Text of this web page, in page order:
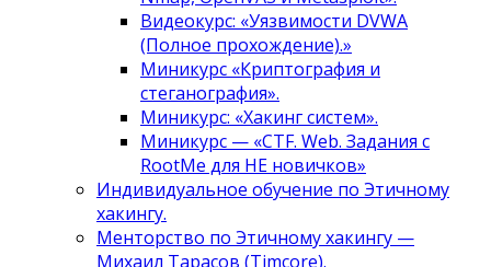
Видеокурс: «Уязвимости DVWA
(Полное прохождение).»
Миникурс «Криптография и
стеганография».
Миникурс: «Хакинг систем».
Миникурс — «CTF. Web. Задания с
RootMe для НЕ новичков»
Индивидуальное обучение по Этичному
хакингу.
Менторство по Этичному хакингу —
Михаил Тарасов (Timcore).